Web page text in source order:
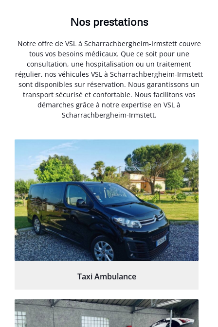
Nos prestations
Notre offre de VSL à Scharrachbergheim-Irmstett couvre
tous vos besoins médicaux. Que ce soit pour une
consultation, une hospitalisation ou un traitement
régulier, nos véhicules VSL à Scharrachbergheim-Irmstett
sont disponibles sur réservation. Nous garantissons un
transport sécurisé et confortable. Nous facilitons vos
démarches grâce à notre expertise en VSL à
Scharrachbergheim-Irmstett.
Taxi Ambulance